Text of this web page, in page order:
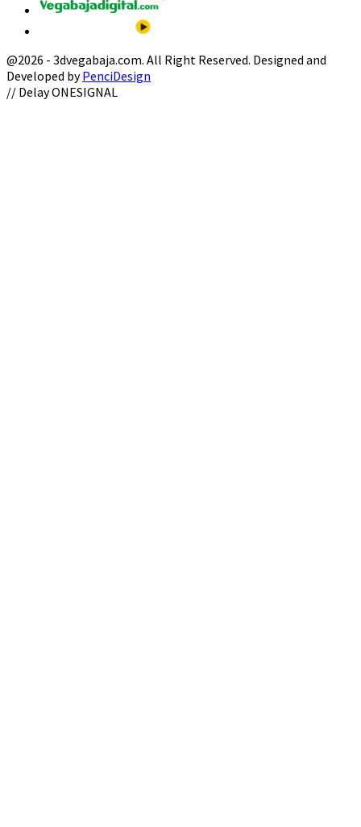
@2026 - 3dvegabaja.com. All Right Reserved. Designed and
Developed byPenciDesign
Facebook
Twitter
Instagram
Youtube
Email
// Delay ONESIGNAL